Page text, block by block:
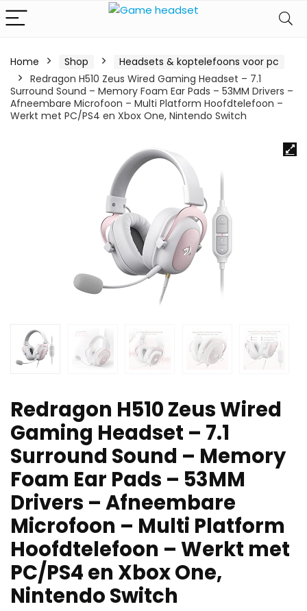
Home Shop
Headsets & koptelefoons voor pc
Redragon H510 Zeus Wired Gaming Headset – 7.1
Surround Sound – Memory Foam Ear Pads – 53MM Drivers –
Afneembare Microfoon – Multi Platform Hoofdtelefoon –
Werkt met PC/PS4 en Xbox One, Nintendo Switch
Redragon H510 Zeus Wired
Gaming Headset – 7.1
Surround Sound – Memory
Foam Ear Pads – 53MM
Drivers – Afneembare
Microfoon – Multi Platform
Hoofdtelefoon – Werkt met
PC/PS4 en Xbox One,
Nintendo Switch